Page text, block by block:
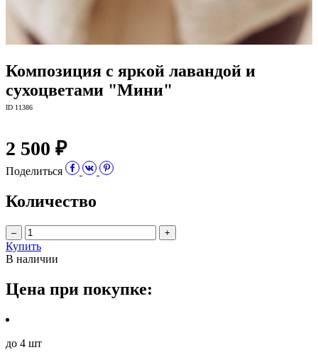
Композиция с яркой лавандой и
сухоцветами "Мини"
ID 11386
2 500 ₽
Поделиться
Количество
– +
Купить
В наличии
Цена при покупке:
до 4 шт